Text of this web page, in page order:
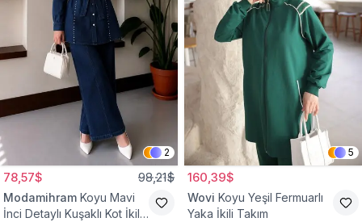
2
78,57$ 98,21$
Modamihram Koyu Mavi
İnci Detaylı Kuşaklı Kot İkili
5
160,39$
Wovi Koyu Yeşil Fermuarlı
Yaka İkili Takım